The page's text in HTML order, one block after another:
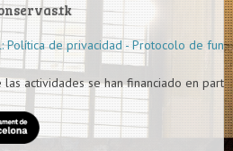
Política de privacidad - Protocolo de
las actividades se han financiado en